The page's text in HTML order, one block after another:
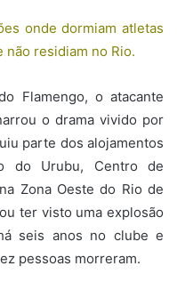
onde dormiam atletas
não residiam no Rio.
Flamengo, o atacante
o drama vivido por
parte dos alojamentos
do Urubu, Centro de
Zona Oeste do Rio de
ter visto uma explosão
seis anos no clube e
pessoas morreram.